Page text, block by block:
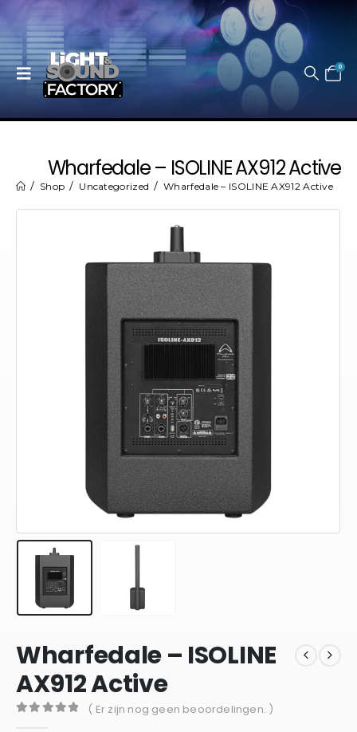
0
Wharfedale – ISOLINE AX912 Active
Shop Uncategorized Wharfedale – ISOLINE AX912 Active
Wharfedale – ISOLINE
AX912 Active
( Er zijn nog geen beoordelingen. )